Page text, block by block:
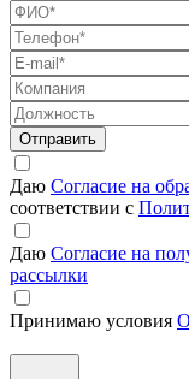
Отправить
Даю Согласие на
соответствии с
Даю Согласие на
рассылки
Принимаю условия